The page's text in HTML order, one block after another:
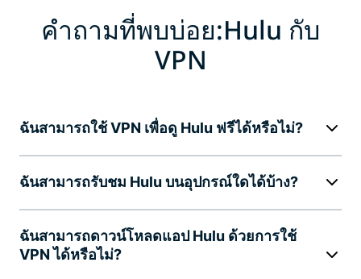
คำถามที่พบบ่อย:Hulu กับ
VPN
ฉันสามารถใช้ VPN เพื่อดู Hulu ฟรีได้หรือไม่?
ฉันสามารถรับชม Hulu บนอุปกรณ์ใดได้บ้าง?
ฉันสามารถดาวน์โหลดแอป Hulu ด้วยการใช้
VPN ได้หรือไม่?